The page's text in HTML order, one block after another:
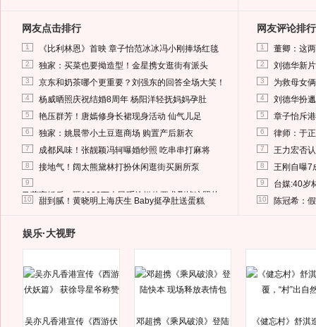
网友点击排行
1 《比利林恩》首映 章子怡范冰冰冯小刚捧场红毯
2 独家：买菜也要拗造型！金星携女逛街有派头
3 京东和奶茶哪个更重要？刘强东的回答全场大笑！
4 杨威晒照庆祝结婚8周年 杨阳洋轻抚妈妈孕肚
5 艳压群芳！唐嫣修身长裙现身活动 仙气儿足
6 独家：姚晨带小土豆逛商场 购置产后新衣
7 成都风味！张靓颖冯轲曝婚纱照 吃串串打麻将
8 接地气！阔太熊黛林打扮休闲逛街买厕所泵
9
马蓉离婚后，砸1000万人民币给媒体要求删掉这照片
10 甜到腻！黄晓明上海庆生 Baby挺孕肚送蛋糕
网友评论排行
1 董卿：这
2 刘德华新
3 为救母女
4 刘德华扮
5 章子怡斥
6 律师：于
7 王力宏否
8 王刚自曝7
9 台媒:40岁
10 陈冠希：
娱乐·大视野
吴亦凡香港宣传《西游伏 邓超携《乘风破浪》登陆 《健忘村》舒淇